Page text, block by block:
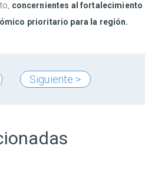
concernientes al fortalecimiento
prioritario para la región.
Siguiente >